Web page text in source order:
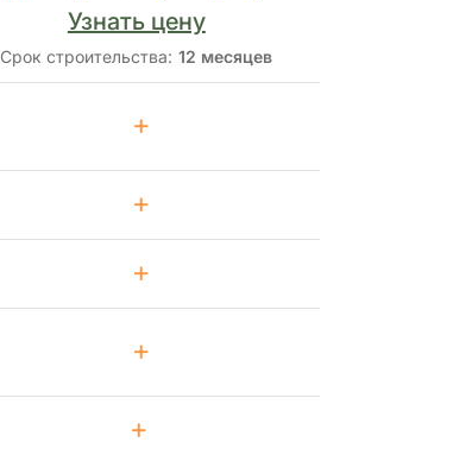
Узнать цену
Срок строительства: 12 месяцев
+
+
+
+
+